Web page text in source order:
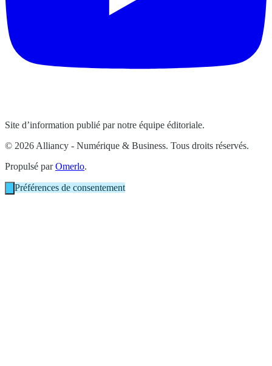
Site d’information publié par notre équipe éditoriale.
© 2026 Alliancy - Numérique & Business. Tous droits réservés.
Propulsé parOmerlo.
Préférences de consentement